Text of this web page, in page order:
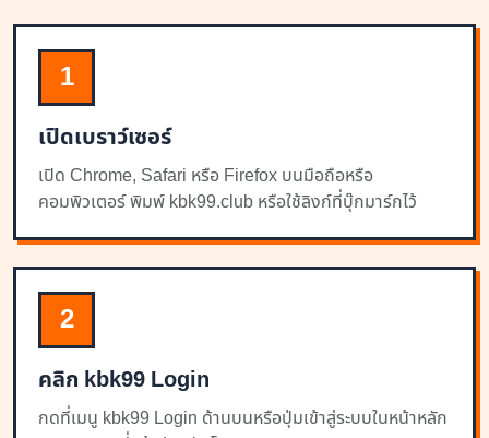
1
เปิดเบราว์เซอร์
เปิด Chrome, Safari หรือ Firefox บนมือถือหรือ
คอมพิวเตอร์ พิมพ์ kbk99.club หรือใช้ลิงก์ที่บุ๊กมาร์กไว้
2
คลิก kbk99 Login
กดที่เมนู kbk99 Login ด้านบนหรือปุ่มเข้าสู่ระบบในหน้าหลัก